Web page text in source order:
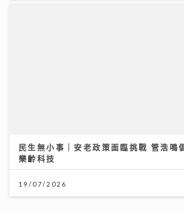
民生無小事｜安老政策面臨挑戰 管浩鳴
樂齡科技
19/07/2026